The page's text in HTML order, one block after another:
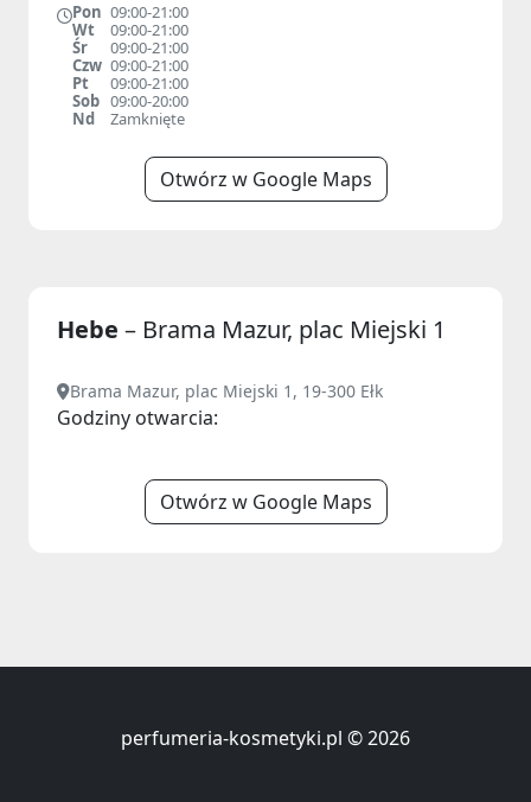
Pon 09:00-21:00
Wt
09:00-21:00
Śr
09:00-21:00
Czw 09:00-21:00
Pt
09:00-21:00
Sob 09:00-20:00
Nd
Zamknięte
Otwórz w Google Maps
Hebe – Brama Mazur, plac Miejski 1
Brama Mazur, plac Miejski 1, 19-300 Ełk
Godziny otwarcia:
Otwórz w Google Maps
perfumeria-kosmetyki.pl © 2026